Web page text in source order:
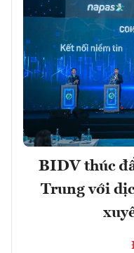
BIDV thúc
Trung với